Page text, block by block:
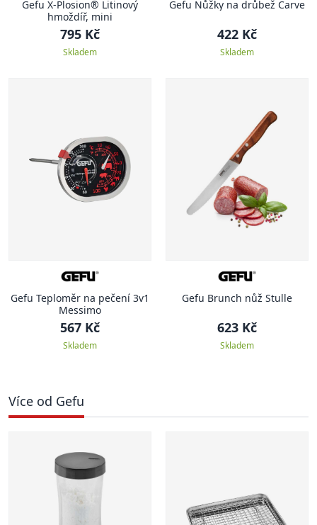
Gefu X-Plosion® Litinový
hmoždíř, mini
795 Kč
Skladem
Gefu Nůžky na drůbež Carve
422 Kč
Skladem
Gefu Teploměr na pečení 3v1
Messimo
567 Kč
Skladem
Gefu Brunch nůž Stulle
623 Kč
Skladem
Více od Gefu